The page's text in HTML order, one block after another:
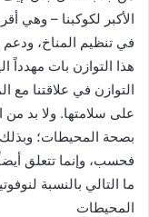
الأكبر لكوكبنا – وهي
في تنظيم المناخ، ودعم
هذا التوازن بات مهدداً
التوازن في علاقتنا مع
على سلامتها. ولا بد من
بصحة المحيطات؛
فحسب، وإنما تتعلق
ما التالي بالنسبة
المحيطات